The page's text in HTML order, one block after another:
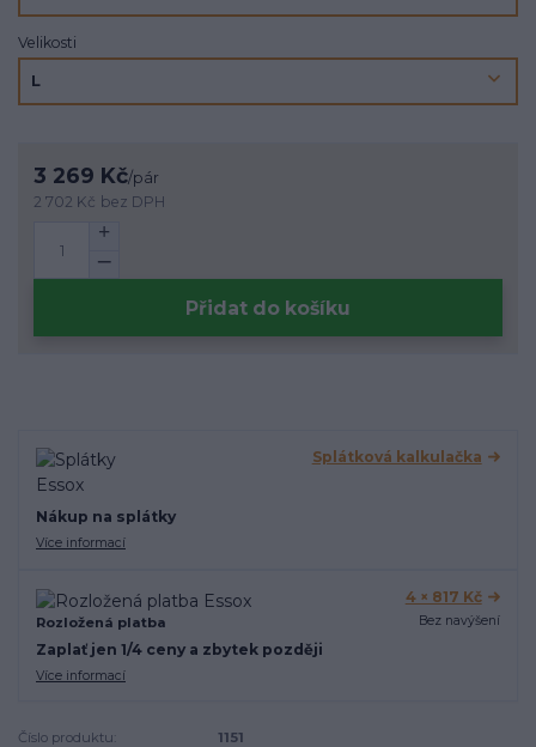
Velikosti
3 269 Kč/pár
2 702 Kč bez DPH
Přidat do košíku
Splátková kalkulačka
Nákup na splátky
Více informací
Rozložená platba
4 × 817 Kč
Bez navýšení
Zaplať jen 1/4 ceny a zbytek později
Více informací
Číslo produktu:
1151